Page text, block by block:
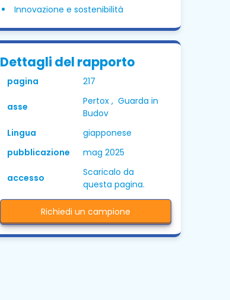
Innovazione e sostenibilità
Dettagli del rapporto
pagina 217
asse
Pertox , Guarda in
Budov
Lingua
giapponese
pubblicazione
mag 2025
accesso
Scaricalo da
questa pagina.
Richiedi un campione